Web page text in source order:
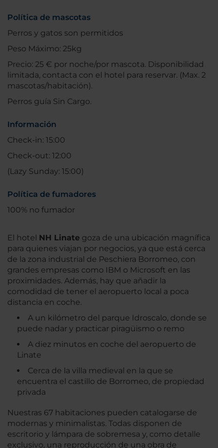
Política de mascotas
Perros y gatos son permitidos
Peso Máximo: 25kg
Precio: 25 € por noche/por mascota. Disponibilidad
limitada, contacta con el hotel para reservar. (Max. 2
mascotas/habitación).
Perros guía Sin Cargo.
Información
Check-in: 15:00
Check-out: 12:00
(Lazy Sunday: 15:00)
Política de fumadores
100% no fumador
El hotel NH Linate goza de una ubicación magnífica
para quienes viajan por negocios, ya que está cerca
de la zona industrial de Peschiera Borromeo, con
grandes empresas como IBM o Microsoft en las
proximidades. Además, hay que añadir la
comodidad de tener el aeropuerto local a poca
distancia en coche.
A un kilómetro del parque Idroscalo, donde se
puede nadar y practicar piragüismo o remo
A diez minutos en coche del aeropuerto de
Linate
Cerca de la villa medieval en la que se
encuentra el castillo de Borromeo, de propiedad
privada
Nuestras 67 habitaciones pueden catalogarse de
modernas y minimalistas. Todas disponen de
escritorio y lámpara de sobremesa y, como detalle
exclusivo, una reproducción de una obra de